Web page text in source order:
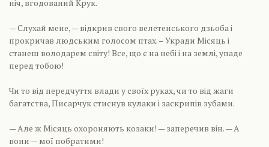
ніч, вгодований Крук.
— Слухай мене, — відкрив свого велетенського дзьоба і
прокричав людським голосом птах. – Укради Місяць і
станеш володарем світу! Все, що є на небі і на землі, упаде
перед тобою!
Чи то від передчуття влади у своїх руках, чи то від жаги
багатства, Писарчук стиснув кулаки і заскрипів зубами.
— Але ж Місяць охороняють козаки! — заперечив він. — А
вони — мої побратими!